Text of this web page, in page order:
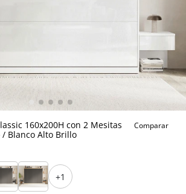
160x200H con 2 Mesitas
Blanco Alto Brillo
Comparar
+1